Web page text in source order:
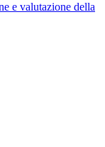
e valutazione della